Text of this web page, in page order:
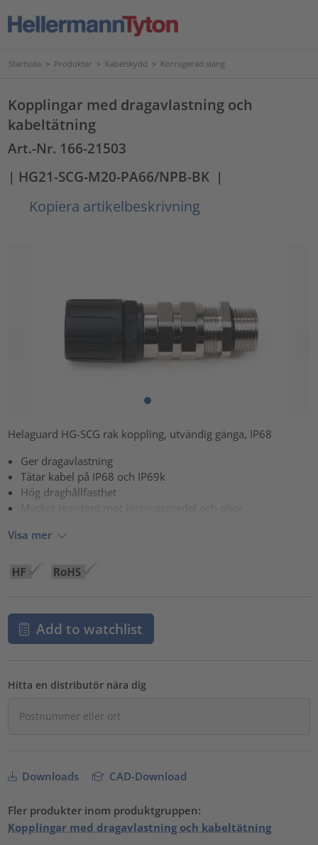
Startsida > Produkter > Kabelskydd > Korrugerad slang
Kopplingar med dragavlastning och
kabeltätning
Art.-Nr. 166-21503
| HG21-SCG-M20-PA66/NPB-BK |
Kopiera artikelbeskrivning
Helaguard HG-SCG rak koppling, utvändig gänga, IP68
Ger dragavlastning
Tätar kabel på IP68 och IP69k
Hög draghållfasthet
Visa mer
Add to watchlist
Hitta en distributör nära dig
Downloads CAD-Download
Fler produkter inom produktgruppen:
Kopplingar med dragavlastning och kabeltätning